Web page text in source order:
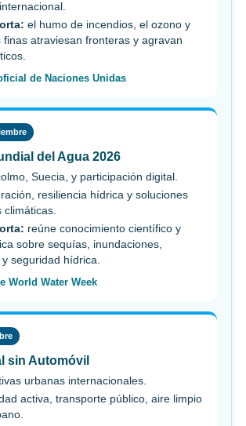
el humo de incendios, el ozono y
finas atraviesan fronteras y agravan
de Naciones Unidas
del Agua 2026
Suecia, y participación digital.
resiliencia hídrica y soluciones
climáticas.
reúne conocimiento científico y
sobre sequías, inundaciones,
seguridad hídrica.
World Water Week
sin Automóvil
urbanas internacionales.
activa, transporte público, aire limpio